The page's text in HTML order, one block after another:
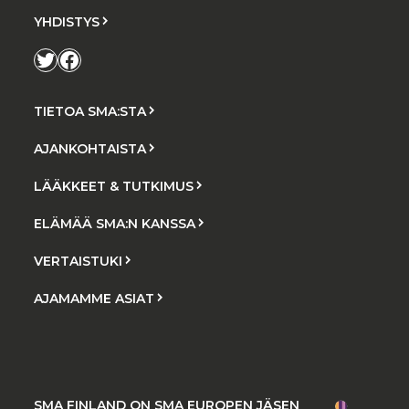
YHDISTYS
TwitterFacebook
TIETOA SMA:STA
AJANKOHTAISTA
LÄÄKKEET & TUTKIMUS
ELÄMÄÄ SMA:N KANSSA
VERTAISTUKI
AJAMAMME ASIAT
SMA FINLAND ON SMA EUROPEN JÄSEN